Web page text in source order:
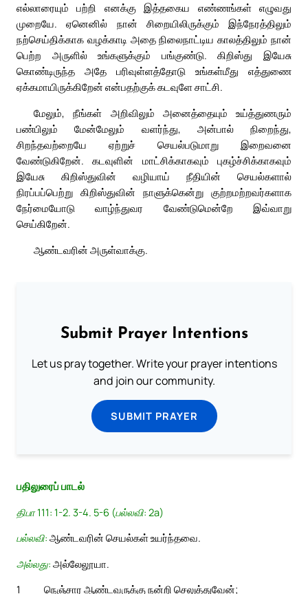
எல்லாரையும் பற்றி எனக்கு இத்தகைய எண்ணங்கள் எழுவது
முறையே. ஏனெனில் நான் சிறையிலிருக்கும் இந்நேரத்திலும்
நற்செய்திக்காக வழக்காடி அதை நிலைநாட்டிய காலத்திலும் நான்
பெற்ற அருளில் உங்களுக்கும் பங்குண்டு. கிறிஸ்து இயேசு
கொண்டிருந்த அதே பரிவுள்ளத்தோடு உங்கள்மீது எத்துணை
ஏக்கமாயிருக்கிறேன் என்பதற்குக் கடவுளே சாட்சி.
மேலும், நீங்கள் அறிவிலும் அனைத்தையும் உய்த்துணரும்
பண்பிலும் மேன்மேலும் வளர்ந்து, அன்பால் நிறைந்து,
சிறந்தவற்றையே ஏற்றுச் செயல்படுமாறு இறைவனை
வேண்டுகிறேன். கடவுளின் மாட்சிக்காகவும் புகழ்ச்சிக்காகவும்
இயேசு கிறிஸ்துவின் வழியாய் நீதியின் செயல்களால்
நிரப்பப்பெற்று கிறிஸ்துவின் நாளுக்கென்று குற்றமற்றவர்களாக
நேர்மையோடு வாழ்ந்துவர வேண்டுமென்றே இவ்வாறு
செய்கிறேன்.
ஆண்டவரின் அருள்வாக்கு.
Submit Prayer Intentions
Let us pray together. Write your prayer intentions
and join our community.
SUBMIT PRAYER
பதிலுரைப் பாடல்
திபா 111: 1-2. 3-4. 5-6 (பல்லவி: 2a)
பல்லவி: ஆண்டவரின் செயல்கள் உயர்ந்தவை.
அல்லது: அல்லேலூயா.
1
நெஞ்சார ஆண்டவருக்கு நன்றி செலுத்துவேன்;